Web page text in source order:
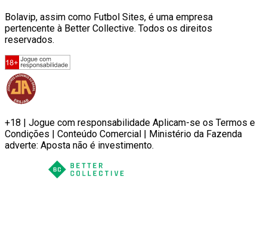
Bolavip, assim como Futbol Sites, é uma empresa
pertencente à Better Collective. Todos os direitos
reservados.
+18 | Jogue com responsabilidade Aplicam-se os Termos e
Condições | Conteúdo Comercial | Ministério da Fazenda
adverte: Aposta não é investimento.